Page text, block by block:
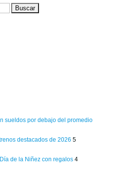
sueldos por debajo del promedio
destacados de 2026 5
de la Niñez con regalos 4